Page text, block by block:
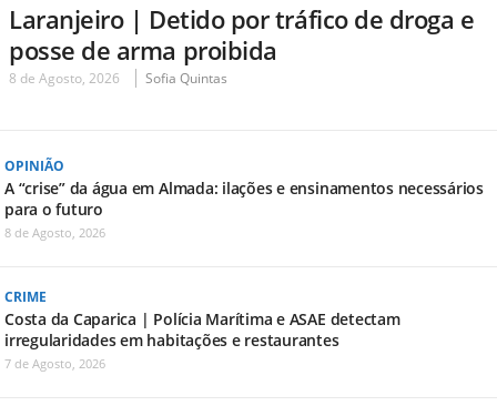
Laranjeiro | Detido por tráfico de droga e
posse de arma proibida
8 de Agosto, 2026 Sofia Quintas
OPINIÃO
A “crise” da água em Almada: ilações e ensinamentos necessários
para o futuro
8 de Agosto, 2026
CRIME
Costa da Caparica | Polícia Marítima e ASAE detectam
irregularidades em habitações e restaurantes
7 de Agosto, 2026